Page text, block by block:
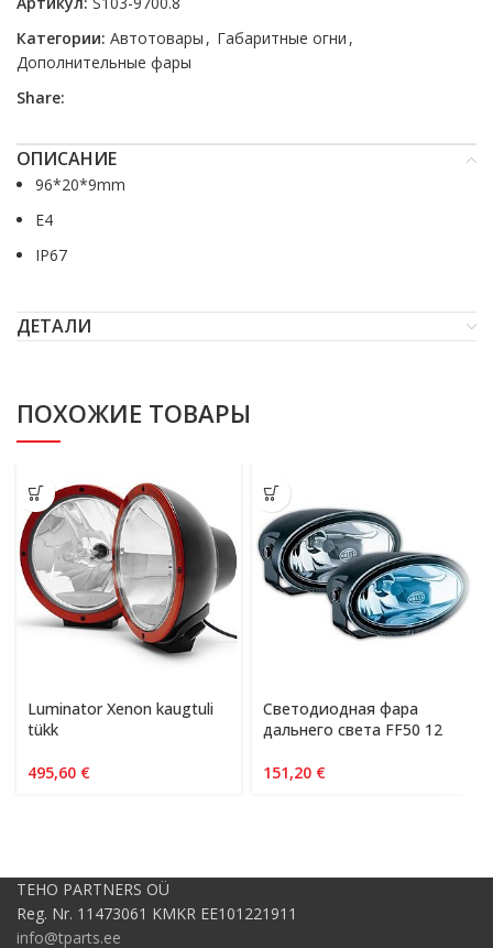
Категории: Автотовары , Габаритные огни ,
Дополнительные фары
Share:
ОПИСАНИЕ
96*20*9mm
E4
IP67
ДЕТАЛИ
ПОХОЖИЕ ТОВАРЫ
Luminator Xenon kaugtuli
tükk
495,60 €
Светодиодная фара
дальнего света FF50 12
151,20 €
TEHO PARTNERS OÜ
Reg. Nr. 11473061 KMKR EE101221911
info@tparts.ee